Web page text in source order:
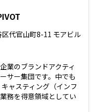
区代官山町8-11 モアビル
業のブランドアクティ
サー集団です。中でも
ャスティング（インフ
務を得意領域としてい